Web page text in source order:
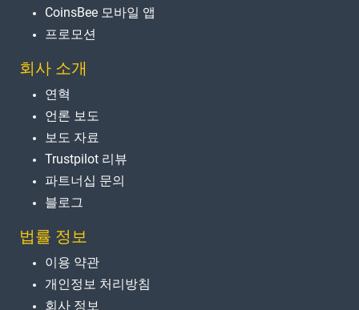
CoinsBee 모바일 앱
프로모션
회사 소개
연혁
언론 보도
보도 자료
Trustpilot 리뷰
파트너십 문의
블로그
법률 정보
이용 약관
개인정보 처리방침
회사 정보